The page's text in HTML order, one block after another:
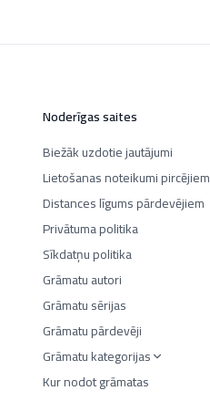
Noderīgas saites
Biežāk uzdotie jautājumi
Lietošanas noteikumi pircējiem
Distances līgums pārdevējiem
Privātuma politika
Sīkdatņu politika
Grāmatu autori
Grāmatu sērijas
Grāmatu pārdevēji
Grāmatu kategorijas
Kur nodot grāmatas